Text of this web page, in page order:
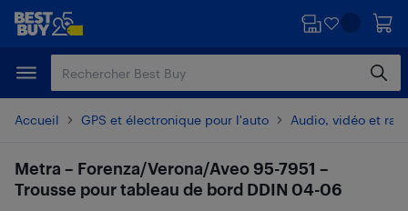
Passer
principal
Passer
Accueil GPS et électronique pour l'auto Audio, vidéo et
Metra – Forenza/Verona/Aveo 95-7951 –
Trousse pour tableau de bord DDIN 04-06